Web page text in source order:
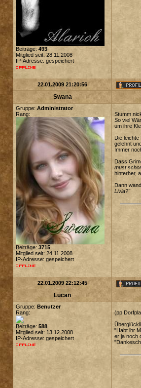
Beiträge: 493
Mitglied seit: 28.11.2008
IP-Adresse: gespeichert
22.01.2009 21:20:56
Swana
Gruppe: Administrator
Rang:
Beiträge: 3715
Mitglied seit: 24.11.2008
IP-Adresse: gespeichert
Stumm
So viel
um ihre
Die
gelehnt
Immer
Dass
must
hinterher,
Dann
Livia?"
22.01.2009 22:12:45
Lucan
Gruppe: Benutzer
Rang:
Beiträge: 588
Mitglied seit: 13.12.2008
IP-Adresse: gespeichert
(pp
"Habt ihr
er ja noch